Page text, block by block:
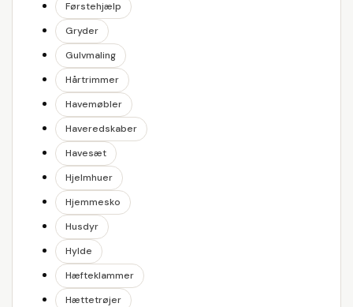
Førstehjælp
Gryder
Gulvmaling
Hårtrimmer
Havemøbler
Haveredskaber
Havesæt
Hjelmhuer
Hjemmesko
Husdyr
Hylde
Hæfteklammer
Hættetrøjer